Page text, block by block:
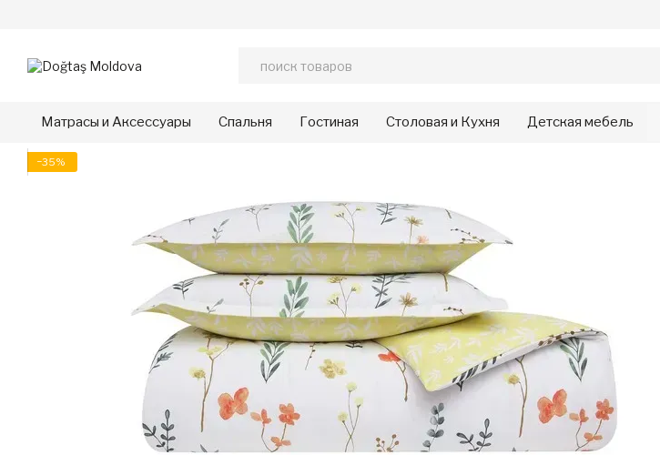
Матрасы и Аксессуары Спальня Гостиная Столовая и Кухня Детская мебель
−35%